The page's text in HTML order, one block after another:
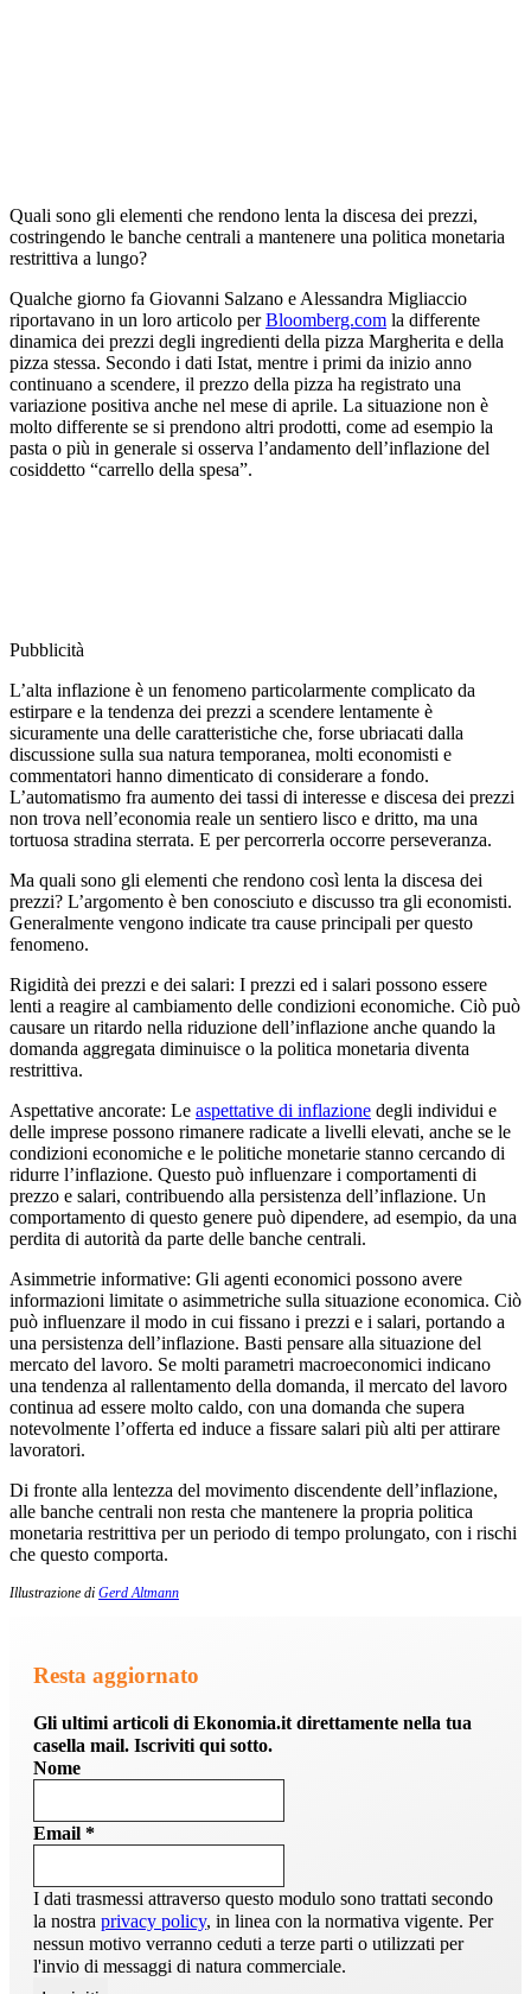
Quali sono gli elementi che rendono lenta la discesa dei prezzi,
costringendo le banche centrali a mantenere una politica monetaria
restrittiva a lungo?
Qualche giorno fa Giovanni Salzano e Alessandra Migliaccio
riportavano in un loro articolo perBloomberg.com la differente
dinamica dei prezzi degli ingredienti della pizza Margherita e della
pizza stessa. Secondo i dati Istat, mentre i primi da inizio anno
continuano a scendere, il prezzo della pizza ha registrato una
variazione positiva anche nel mese di aprile. La situazione non è
molto differente se si prendono altri prodotti, come ad esempio la
pasta o più in generale si osserva l’andamento dell’inflazione del
cosiddetto “carrello della spesa”.
Pubblicità
L’alta inflazione è un fenomeno particolarmente complicato da
estirpare e la tendenza dei prezzi a scendere lentamente è
sicuramente una delle caratteristiche che, forse ubriacati dalla
discussione sulla sua natura temporanea, molti economisti e
commentatori hanno dimenticato di considerare a fondo.
L’automatismo fra aumento dei tassi di interesse e discesa dei prezzi
non trova nell’economia reale un sentiero lisco e dritto, ma una
tortuosa stradina sterrata. E per percorrerla occorre perseveranza.
Ma quali sono gli elementi che rendono così lenta la discesa dei
prezzi? L’argomento è ben conosciuto e discusso tra gli economisti.
Generalmente vengono indicate tra cause principali per questo
fenomeno.
Rigidità dei prezzi e dei salari: I prezzi ed i salari possono essere
lenti a reagire al cambiamento delle condizioni economiche. Ciò può
causare un ritardo nella riduzione dell’inflazione anche quando la
domanda aggregata diminuisce o la politica monetaria diventa
restrittiva.
Aspettative ancorate: Le aspettative di inflazione degli individui e
delle imprese possono rimanere radicate a livelli elevati, anche se le
condizioni economiche e le politiche monetarie stanno cercando di
ridurre l’inflazione. Questo può influenzare i comportamenti di
prezzo e salari, contribuendo alla persistenza dell’inflazione. Un
comportamento di questo genere può dipendere, ad esempio, da una
perdita di autorità da parte delle banche centrali.
Asimmetrie informative: Gli agenti economici possono avere
informazioni limitate o asimmetriche sulla situazione economica. Ciò
può influenzare il modo in cui fissano i prezzi e i salari, portando a
una persistenza dell’inflazione. Basti pensare alla situazione del
mercato del lavoro. Se molti parametri macroeconomici indicano
una tendenza al rallentamento della domanda, il mercato del lavoro
continua ad essere molto caldo, con una domanda che supera
notevolmente l’offerta ed induce a fissare salari più alti per attirare
lavoratori.
Di fronte alla lentezza del movimento discendente dell’inflazione,
alle banche centrali non resta che mantenere la propria politica
monetaria restrittiva per un periodo di tempo prolungato, con i rischi
che questo comporta.
Illustrazione di Gerd Altmann
Resta aggiornato
Gli ultimi articoli di Ekonomia.it direttamente nella tua
casella mail. Iscriviti qui sotto.
Nome
Email *
I dati trasmessi attraverso questo modulo sono trattati secondo
la nostra privacy policy, in linea con la normativa vigente. Per
nessun motivo verranno ceduti a terze parti o utilizzati per
l'invio di messaggi di natura commerciale.